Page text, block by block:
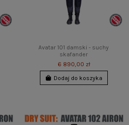
Avatar 101 damski - suchy
skafander
6 890,00 zł
Dodaj do koszyka